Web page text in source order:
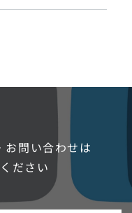
お問い合わせは
ださい